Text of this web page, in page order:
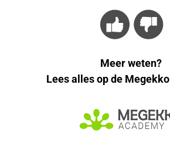
Meer weten?
Lees alles op de